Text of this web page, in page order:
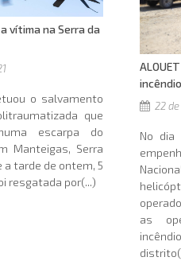
vítima na Serra da
o salvamento
que
escarpa do
Manteigas, Serra
tarde de ontem, 5
resgatada por(...)
22
No dia
as